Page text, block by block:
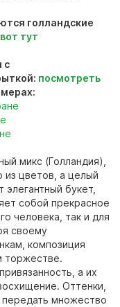
голландские
вот тут
с
посмотреть
микс (Голландия),
из цветов, а целый
букет,
собой прекрасное
человека, так и для
своему
композиция
торжестве.
а их
Оттенки,
множество